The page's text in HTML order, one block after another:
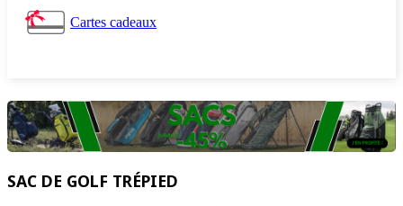
Cartes cadeaux
SAC DE GOLF TRÉPIED